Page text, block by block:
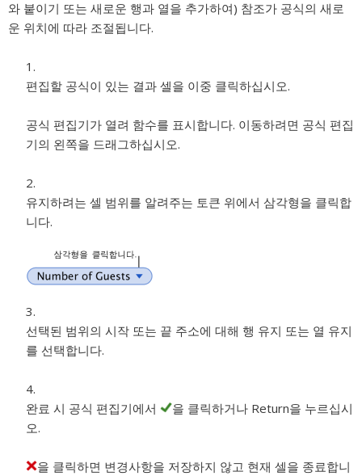
와 붙이기 또는 새로운 행과 열을 추가하여) 참조가 공식의 새로
운 위치에 따라 조절됩니다.
편집할 공식이 있는 결과 셀을 이중 클릭하십시오.
공식 편집기가 열려 함수를 표시합니다. 이동하려면 공식 편집
기의 왼쪽을 드래그하십시오.
유지하려는 셀 범위를 알려주는 토큰 위에서 삼각형을 클릭합
니다.
선택된 범위의 시작 또는 끝 주소에 대해 행 유지 또는 열 유지
를 선택합니다.
완료 시 공식 편집기에서
을 클릭하거나 Return을 누르십시
오.
을 클릭하면 변경사항을 저장하지 않고 현재 셀을 종료합니